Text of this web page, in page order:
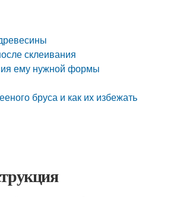
склеивания
ему нужной формы
бруса и как их избежать